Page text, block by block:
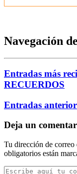
Navegación
Entradas más
RECUERDOS
Entradas
Deja un
Tu dirección de correo
obligatorios están